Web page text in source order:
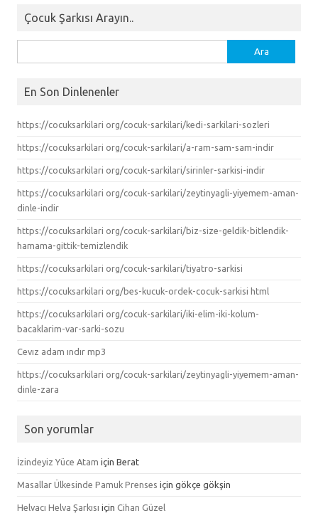
Çocuk Şarkısı Arayın..
En Son Dinlenenler
https://cocuksarkilari org/cocuk-sarkilari/kedi-sarkilari-sozleri
https://cocuksarkilari org/cocuk-sarkilari/a-ram-sam-sam-indir
https://cocuksarkilari org/cocuk-sarkilari/sirinler-sarkisi-indir
https://cocuksarkilari org/cocuk-sarkilari/zeytinyagli-yiyemem-aman-
dinle-indir
https://cocuksarkilari org/cocuk-sarkilari/biz-size-geldik-bitlendik-
hamama-gittik-temizlendik
https://cocuksarkilari org/cocuk-sarkilari/tiyatro-sarkisi
https://cocuksarkilari org/bes-kucuk-ordek-cocuk-sarkisi html
https://cocuksarkilari org/cocuk-sarkilari/iki-elim-iki-kolum-
bacaklarim-var-sarki-sozu
Cevız adam ındır mp3
https://cocuksarkilari org/cocuk-sarkilari/zeytinyagli-yiyemem-aman-
dinle-zara
Son yorumlar
İzindeyiz Yüce Atam için Berat
Masallar Ülkesinde Pamuk Prenses için gökçe gökşin
Helvacı Helva Şarkısı için Cihan Güzel